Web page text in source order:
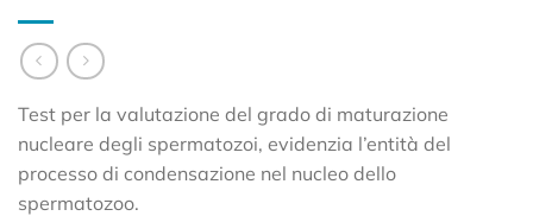
Test per la valutazione del grado di maturazione
nucleare degli spermatozoi, evidenzia l’entità del
processo di condensazione nel nucleo dello
spermatozoo.